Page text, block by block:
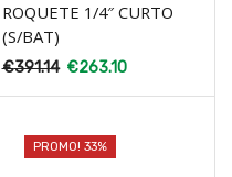
ROQUETE 1/4″ CURTO
(S/BAT)
€391.14 €263.10
PROMO! 33%